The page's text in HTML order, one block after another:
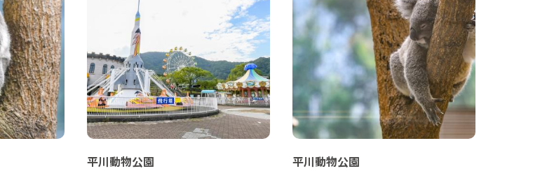
平川動物公園 平川動物公園